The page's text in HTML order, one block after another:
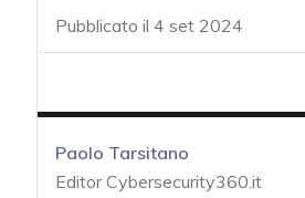
Pubblicato il 4 set 2024
Paolo Tarsitano
Editor Cybersecurity360.it